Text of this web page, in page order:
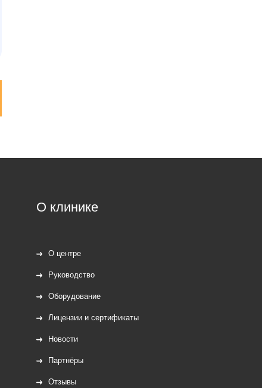
О клинике
О центре
Руководство
Оборудование
Лицензии и сертификаты
Новости
Партнёры
Отзывы